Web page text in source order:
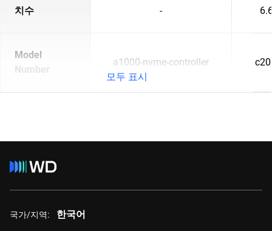
치수 -
Model
Number
a1000-nvme-controller
모두 표시
국가/지역: 한국어